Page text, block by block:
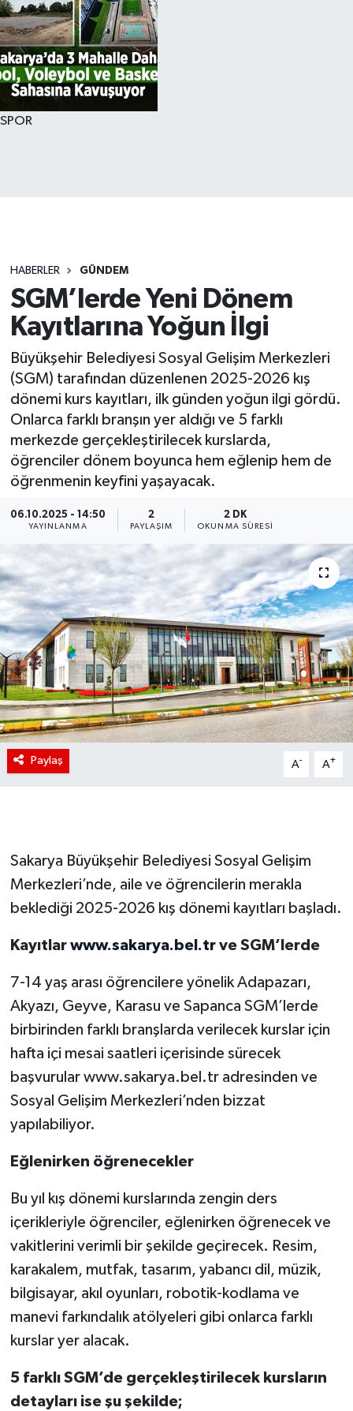
SPOR
HABERLER GÜNDEM
SGM’lerde Yeni Dönem
Kayıtlarına Yoğun İlgi
Büyükşehir Belediyesi Sosyal Gelişim Merkezleri
(SGM) tarafından düzenlenen 2025-2026 kış
dönemi kurs kayıtları, ilk günden yoğun ilgi gördü.
Onlarca farklı branşın yer aldığı ve 5 farklı
merkezde gerçekleştirilecek kurslarda,
öğrenciler dönem boyunca hem eğlenip hem de
öğrenmenin keyfini yaşayacak.
06.10.2025 - 14:50
YAYINLANMA
2
PAYLAŞIM
2 DK
OKUNMA SÜRESI
Paylaş A- A+
Sakarya Büyükşehir Belediyesi Sosyal Gelişim
Merkezleri’nde, aile ve öğrencilerin merakla
beklediği 2025-2026 kış dönemi kayıtları başladı.
Kayıtlar www.sakarya.bel.trve SGM’lerde
7-14 yaş arası öğrencilere yönelik Adapazarı,
Akyazı, Geyve, Karasu ve Sapanca SGM’lerde
birbirinden farklı branşlarda verilecek kurslar için
hafta içi mesai saatleri içerisinde sürecek
başvurular www.sakarya.bel.tr adresinden ve
Sosyal Gelişim Merkezleri’nden bizzat
yapılabiliyor.
Eğlenirken öğrenecekler
Bu yıl kış dönemi kurslarında zengin ders
içerikleriyle öğrenciler, eğlenirken öğrenecek ve
vakitlerini verimli bir şekilde geçirecek. Resim,
karakalem, mutfak, tasarım, yabancı dil, müzik,
bilgisayar, akıl oyunları, robotik-kodlama ve
manevi farkındalık atölyeleri gibi onlarca farklı
kurslar yer alacak.
5 farklı SGM’de gerçekleştirilecek kursların
detayları ise şu şekilde;